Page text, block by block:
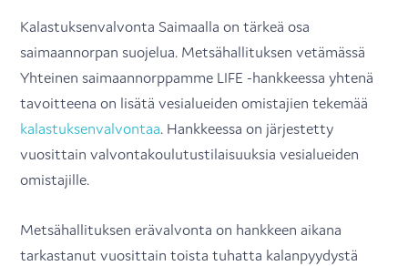
Kalastuksenvalvonta Saimaalla on tärkeä osa
saimaannorpan suojelua. Metsähallituksen vetämässä
Yhteinen saimaannorppamme LIFE -hankkeessa yhtenä
tavoitteena on lisätä vesialueiden omistajien tekemää
kalastuksenvalvontaa. Hankkeessa on järjestetty
vuosittain valvontakoulutustilaisuuksia vesialueiden
omistajille.
Metsähallituksen erävalvonta on hankkeen aikana
tarkastanut vuosittain toista tuhatta kalanpyydystä